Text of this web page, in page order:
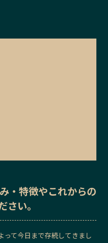
・特徴やこれからの
さい。
て今日まで存続してきまし